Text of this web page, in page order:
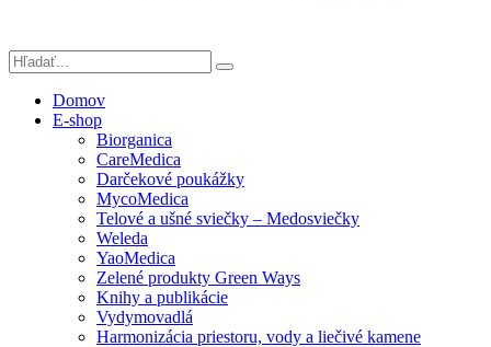
Domov
E-shop
Biorganica
CareMedica
Darčekové poukážky
MycoMedica
Telové a ušné sviečky – Medosviečky
Weleda
YaoMedica
Zelené produkty Green Ways
Knihy a publikácie
Vydymovadlá
Harmonizácia priestoru, vody a liečivé kamene